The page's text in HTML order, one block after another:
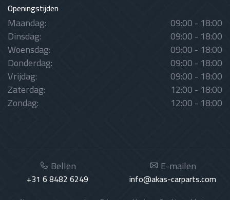
Openingstijden
Maandag: 09:00 - 18:00
Dinsdag: 09:00 - 18:00
Woensdag: 09:00 - 18:00
Donderdag: 09:00 - 18:00
Vrijdag: 09:00 - 18:00
Zaterdag: 12:00 - 18:00
Zondag: 12:00 - 18:00
Bellen
+31 6 8482 6249
E-mailen
info@akas-carparts.com